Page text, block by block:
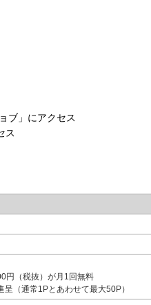
ブ」にアクセス
ス
円（税抜）が月1回無料
（通常1Pとあわせて最大50P）